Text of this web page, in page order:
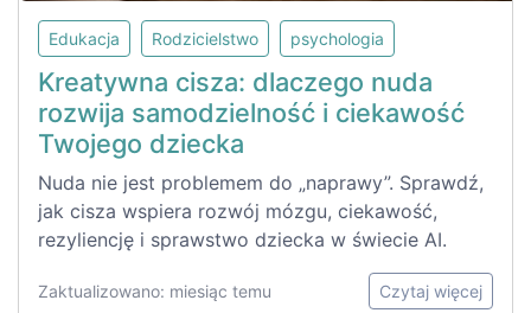
Edukacja Rodzicielstwo psychologia
Kreatywna cisza: dlaczego nuda
rozwija samodzielność i ciekawość
Twojego dziecka
Nuda nie jest problemem do „naprawy”. Sprawdź,
jak cisza wspiera rozwój mózgu, ciekawość,
rezyliencję i sprawstwo dziecka w świecie AI.
Zaktualizowano: miesiąc temu Czytaj więcej